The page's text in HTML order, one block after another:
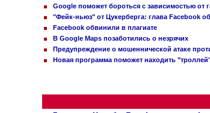
Google поможет бороться с зависимостью от
"Фейк-ньюз" от Цукерберга: глава Facebook
Facebook обвинили в плагиате
В Google Maps позаботились о незрячих
Предупреждение о мошеннической атаке
Новая программа поможет находить